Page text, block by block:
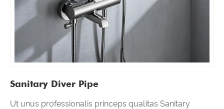
Sanitary Diver Pipe
Ut unus professionalis princeps qualitas Sanitary